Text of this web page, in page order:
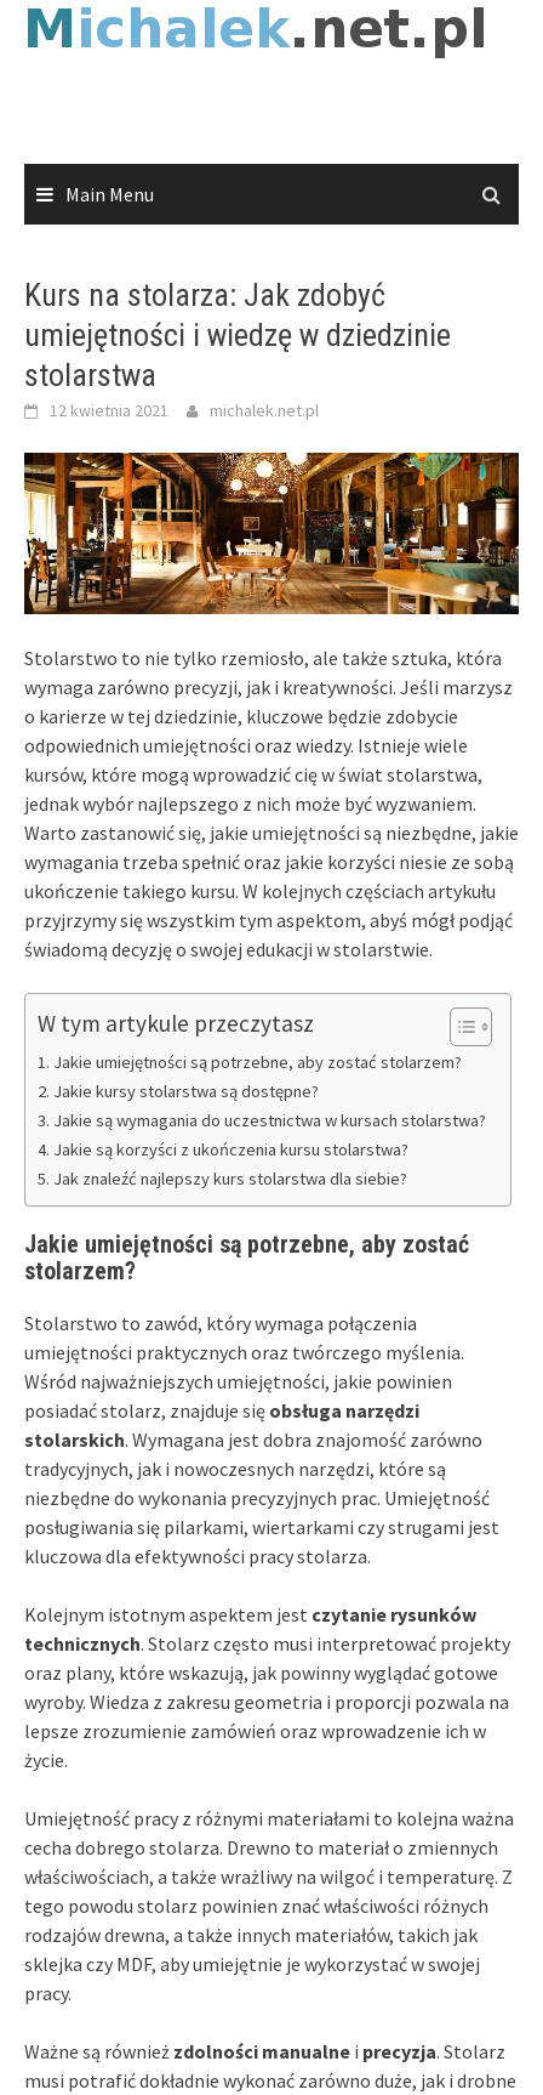
Skip
Main Menu
Kurs na stolarza: Jak zdobyć
umiejętności i wiedzę w dziedzinie
stolarstwa
12 kwietnia 2021 michalek.net.pl
Stolarstwo to nie tylko rzemiosło, ale także sztuka, która
wymaga zarówno precyzji, jak i kreatywności. Jeśli marzysz
o karierze w tej dziedzinie, kluczowe będzie zdobycie
odpowiednich umiejętności oraz wiedzy. Istnieje wiele
kursów, które mogą wprowadzić cię w świat stolarstwa,
jednak wybór najlepszego z nich może być wyzwaniem.
Warto zastanowić się, jakie umiejętności są niezbędne, jakie
wymagania trzeba spełnić oraz jakie korzyści niesie ze sobą
ukończenie takiego kursu. W kolejnych częściach artykułu
przyjrzymy się wszystkim tym aspektom, abyś mógł podjąć
świadomą decyzję o swojej edukacji w stolarstwie.
W tym artykule przeczytasz
Jakie umiejętności są potrzebne, aby zostać stolarzem?
Jakie kursy stolarstwa są dostępne?
Jakie są wymagania do uczestnictwa w kursach stolarstwa?
Jakie są korzyści z ukończenia kursu stolarstwa?
Jak znaleźć najlepszy kurs stolarstwa dla siebie?
Jakie umiejętności są potrzebne, aby zostać
stolarzem?
Stolarstwo to zawód, który wymaga połączenia
umiejętności praktycznych oraz twórczego myślenia.
Wśród najważniejszych umiejętności, jakie powinien
posiadać stolarz, znajduje się obsługa narzędzi
stolarskich. Wymagana jest dobra znajomość zarówno
tradycyjnych, jak i nowoczesnych narzędzi, które są
niezbędne do wykonania precyzyjnych prac. Umiejętność
posługiwania się pilarkami, wiertarkami czy strugami jest
kluczowa dla efektywności pracy stolarza.
Kolejnym istotnym aspektem jest czytanie rysunków
technicznych. Stolarz często musi interpretować projekty
oraz plany, które wskazują, jak powinny wyglądać gotowe
wyroby. Wiedza z zakresu geometria i proporcji pozwala na
lepsze zrozumienie zamówień oraz wprowadzenie ich w
życie.
Umiejętność pracy z różnymi materiałami to kolejna ważna
cecha dobrego stolarza. Drewno to materiał o zmiennych
właściwościach, a także wrażliwy na wilgoć i temperaturę. Z
tego powodu stolarz powinien znać właściwości różnych
rodzajów drewna, a także innych materiałów, takich jak
sklejka czy MDF, aby umiejętnie je wykorzystać w swojej
pracy.
Ważne są również zdolności manualne i precyzja. Stolarz
musi potrafić dokładnie wykonać zarówno duże, jak i drobne